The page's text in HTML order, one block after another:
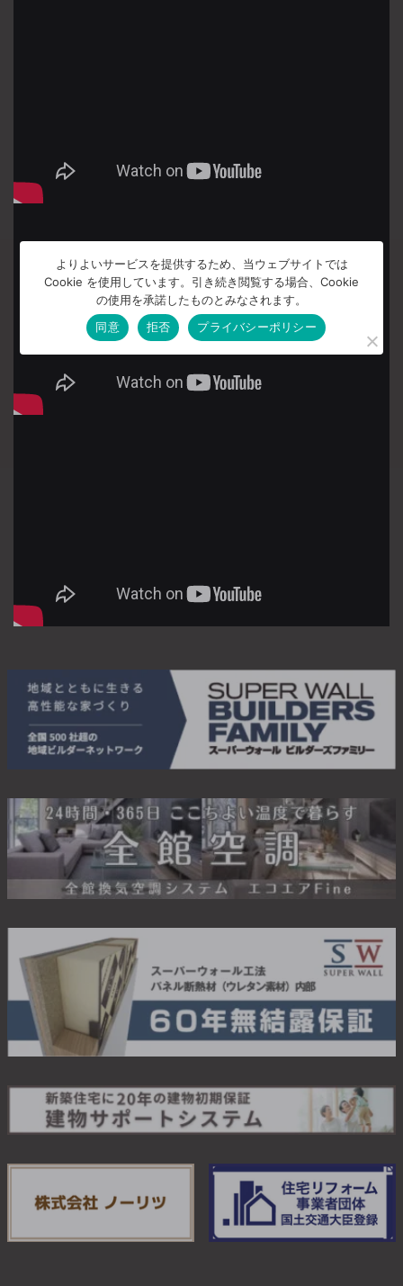
よりよいサービスを提供するため、当ウェブサイトでは
Cookie を使用しています。引き続き閲覧する場合、Cookie
の使用を承諾したものとみなされます。
同意
拒否 プライバシーポリシー